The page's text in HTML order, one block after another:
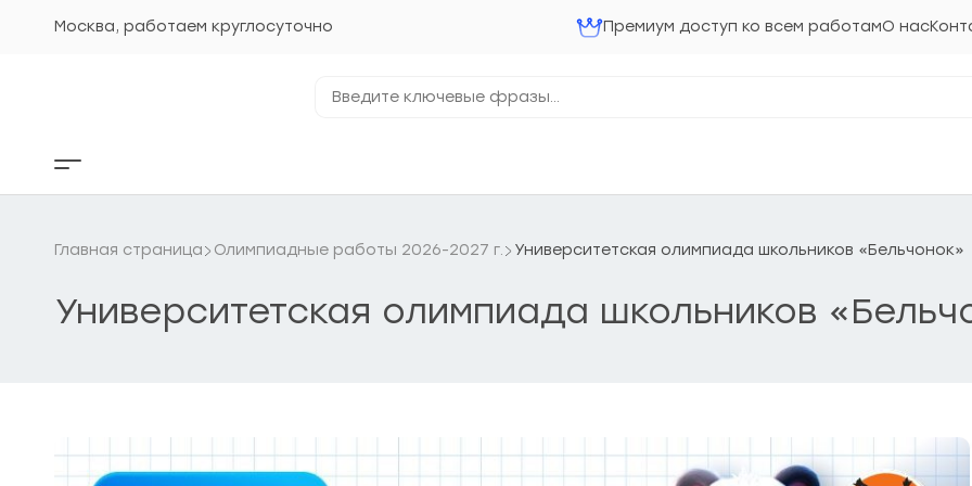
Москва, работаем круглосуточно Премиум доступ ко всем работамО нас
ключевые
Кнопка
бокового
Главная страница Олимпиадные работы 2026-2027 г. Университетская олимпиада школьников «Бельчонок»
Университетская олимпиада школьников